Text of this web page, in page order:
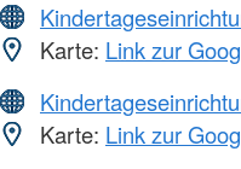
Karte: Link zur
Karte: Link zur